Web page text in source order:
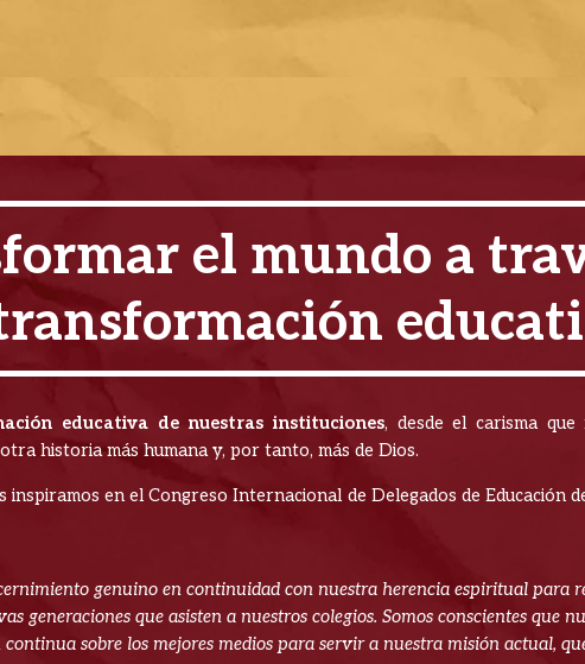
el mundo a
educativa de nuestras instituciones, desde el carisma
historia más humana y, por tanto, más de Dios.
en el Congreso Internacional de Delegados de Educación
genuino en continuidad con nuestra herencia espiritual para
generaciones que asisten a nuestros colegios. Somos conscientes que
sobre los mejores medios para servir a nuestra misión actual,